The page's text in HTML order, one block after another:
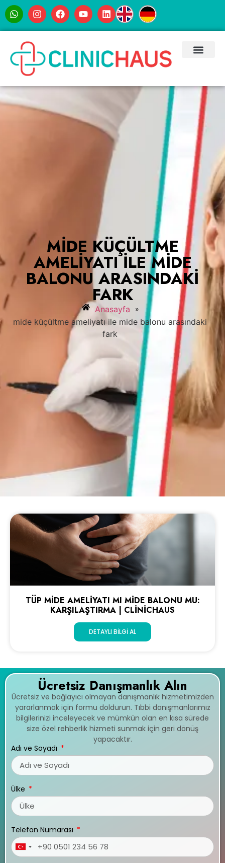
MIDE KÜÇÜLTME
AMELIYATI ILE MIDE
BALONU ARASINDAKI
FARK
Anasayfa »
mide küçültme ameliyatı ile mide balonu arasındaki
fark
TÜP MIDE AMELIYATI MI MIDE BALONU MU:
KARŞILAŞTIRMA | CLINICHAUS
DETAYLI BILGI AL
Ücretsiz Danışmanlık Alın
Ücretsiz ve bağlayıcı olmayan danışmanlık hizmetimizden
yararlanmak için formu doldurun. Tıbbi danışmanlarımız
bilgilerinizi inceleyecek ve mümkün olan en kısa sürede
size özel rehberlik hizmeti sunmak için geri dönüş
yapacaktır.
Adı ve Soyadı
Ülke
Telefon Numarası
Turkey